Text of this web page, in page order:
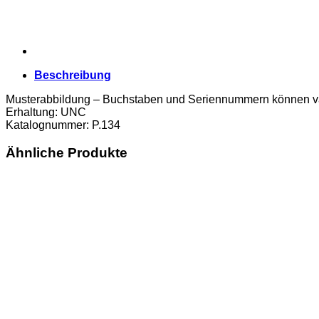
Beschreibung
Musterabbildung – Buchstaben und Seriennummern können
Erhaltung: UNC
Katalognummer: P.134
Ähnliche Produkte